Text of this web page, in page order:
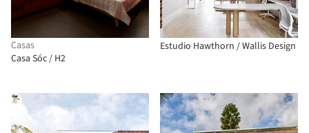
Casas
Casa Sóc / H2
Estudio Hawthorn / Wallis Design